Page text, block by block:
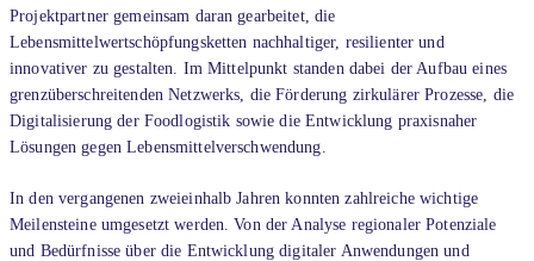
Projektpartner gemeinsam daran gearbeitet, die
Lebensmittelwertschöpfungsketten nachhaltiger, resilienter und
innovativer zu gestalten. Im Mittelpunkt standen dabei der Aufbau eines
grenzüberschreitenden Netzwerks, die Förderung zirkulärer Prozesse, die
Digitalisierung der Foodlogistik sowie die Entwicklung praxisnaher
Lösungen gegen Lebensmittelverschwendung.
In den vergangenen zweieinhalb Jahren konnten zahlreiche wichtige
Meilensteine umgesetzt werden. Von der Analyse regionaler Potenziale
und Bedürfnisse über die Entwicklung digitaler Anwendungen und